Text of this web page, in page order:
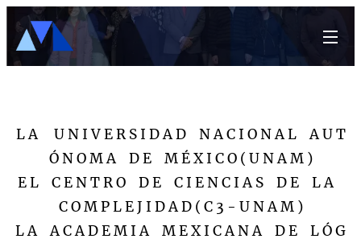
L A U N I V E R S I D A D N A C I O N A L A U T
Ó N O M A D E M É X I C O ( U N A M )
E L C E N T R O D E C I E N C I A S D E L A
C O M P L E J I D A D ( C 3 - U N A M )
L A A C A D E M I A M E X I C A N A D E L Ó G